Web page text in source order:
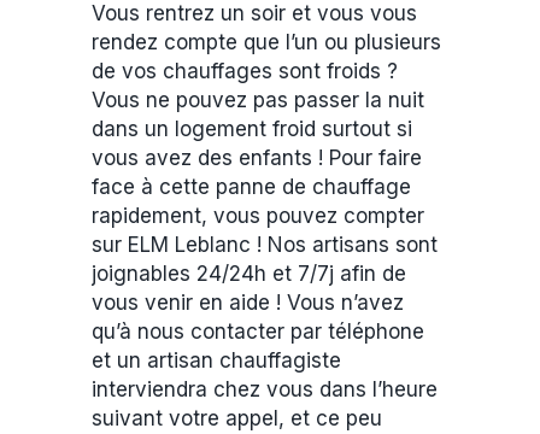
Vous rentrez un soir et vous vous
rendez compte que l’un ou plusieurs
de vos chauffages sont froids ?
Vous ne pouvez pas passer la nuit
dans un logement froid surtout si
vous avez des enfants ! Pour faire
face à cette panne de chauffage
rapidement, vous pouvez compter
sur ELM Leblanc ! Nos artisans sont
joignables 24/24h et 7/7j afin de
vous venir en aide ! Vous n’avez
qu’à nous contacter par téléphone
et un artisan chauffagiste
interviendra chez vous dans l’heure
suivant votre appel, et ce peu